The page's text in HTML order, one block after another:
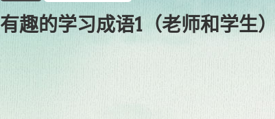
有趣的学习成语1（老师和学生）